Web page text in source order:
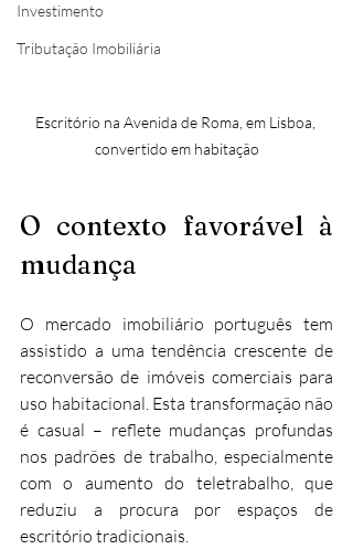
Investimento
Tributação Imobiliária
Escritório na Avenida de Roma, em Lisboa,
convertido em habitação
O contexto favorável à
mudança
O mercado imobiliário português tem
assistido a uma tendência crescente de
reconversão de imóveis comerciais para
uso habitacional. Esta transformação não
é casual – reflete mudanças profundas
nos padrões de trabalho, especialmente
com o aumento do teletrabalho, que
reduziu a procura por espaços de
escritório tradicionais.